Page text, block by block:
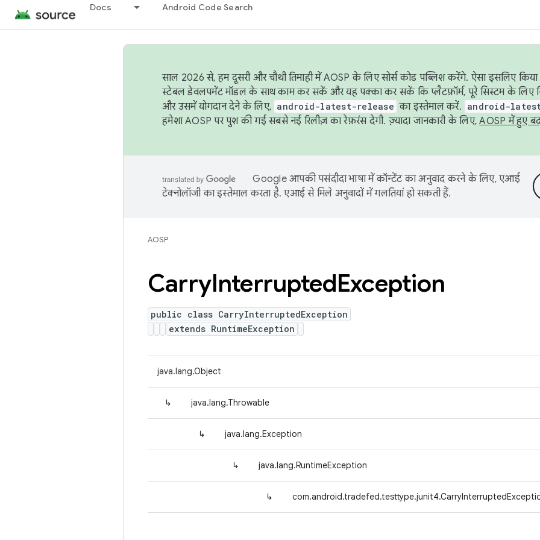
Docs Android Code Search
साल 2026 से, हम दूसरी और चौथी तिमाही में AOSP के लिए सोर्स कोड पब्लिश करेंगे. ऐसा इसलिए
स्टेबल डेवलपमेंट मॉडल के साथ काम कर सकें और यह पक्का कर सकें कि प्लैटफ़ॉर्म, पूरे सिस्टम के लिए
और उसमें योगदान देने के लिए, android-latest-release का इस्तेमाल करें. android-
हमेशा AOSP पर पुश की गई सबसे नई रिलीज़ का रेफ़रंस देगी. ज़्यादा जानकारी के लिए,AOSP में हुए
Google आपकी पसंदीदा भाषा में कॉन्टेंट का अनुवाद करने के लिए, एआई
टेक्नोलॉजी का इस्तेमाल करता है. एआई से मिले अनुवादों में गलतियां हो सकती हैं.
AOSP
CarryInterruptedException
public class CarryInterruptedException
extends RuntimeException
java.lang.Object
↳ java.lang.Throwable
↳ java.lang.Exception
↳ java.lang.RuntimeException
↳